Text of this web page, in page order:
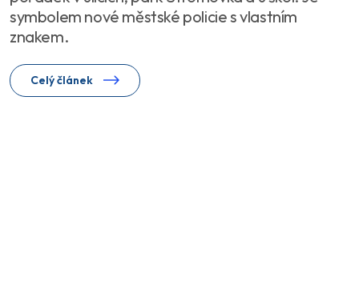
symbolem nové městské policie s vlastním
znakem.
Celý článek